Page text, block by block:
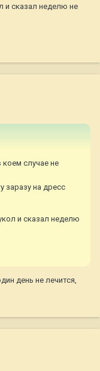
и сказал неделю не
коем случае не
заразу на дресс
и сказал неделю
день не лечится,